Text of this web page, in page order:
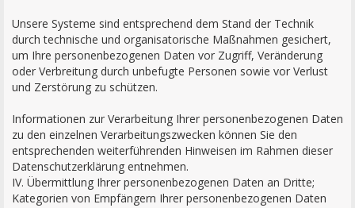
Unsere Systeme sind entsprechend dem Stand der Technik
durch technische und organisatorische Maßnahmen gesichert,
um Ihre personenbezogenen Daten vor Zugriff, Veränderung
oder Verbreitung durch unbefugte Personen sowie vor Verlust
und Zerstörung zu schützen.
Informationen zur Verarbeitung Ihrer personenbezogenen Daten
zu den einzelnen Verarbeitungszwecken können Sie den
entsprechenden weiterführenden Hinweisen im Rahmen dieser
Datenschutzerklärung entnehmen.
IV. Übermittlung Ihrer personenbezogenen Daten an Dritte;
Kategorien von Empfängern Ihrer personenbezogenen Daten